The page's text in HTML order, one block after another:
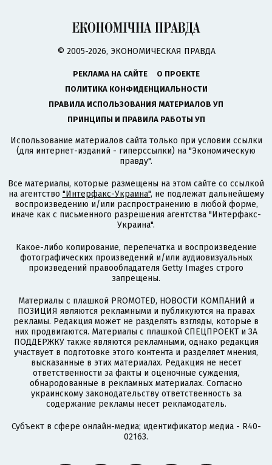
© 2005-2026, ЭКОНОМИЧЕСКАЯ ПРАВДА
РЕКЛАМА НА САЙТЕ
О ПРОЕКТЕ
ПОЛИТИКА КОНФИДЕНЦИАЛЬНОСТИ
ПРАВИЛА ИСПОЛЬЗОВАНИЯ МАТЕРИАЛОВ УП
ПРИНЦИПЫ И ПРАВИЛА РАБОТЫ УП
Использование материалов сайта только при условии ссылки
(для интернет-изданий - гиперссылки) на "Экономическую
правду".
Все материалы, которые размещены на этом сайте со ссылкой
на агентство "Интерфакс-Украина", не подлежат дальнейшему
воспроизведению и/или распространению в любой форме,
иначе как с письменного разрешения агентства "Интерфакс-
Украина".
Какое-либо копирование, перепечатка и воспроизведение
фотографических произведений и/или аудиовизуальных
произведений правообладателя Getty Images строго
запрещены.
Материалы с плашкой PROMOTED, НОВОСТИ КОМПАНИЙ и
ПОЗИЦИЯ являются рекламными и публикуются на правах
рекламы. Редакция может не разделять взгляды, которые в
них продвигаются. Материалы с плашкой СПЕЦПРОЕКТ и ЗА
ПОДДЕРЖКУ также являются рекламными, однако редакция
участвует в подготовке этого контента и разделяет мнения,
высказанные в этих материалах. Редакция не несет
ответственности за факты и оценочные суждения,
обнародованные в рекламных материалах. Согласно
украинскому законодательству ответственность за
содержание рекламы несет рекламодатель.
Субъект в сфере онлайн-медиа; идентификатор медиа - R40-
02163.